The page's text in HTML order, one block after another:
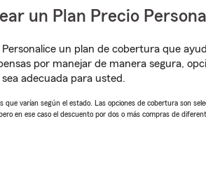
un Plan Precio
un plan de cobertura que
por manejar de manera segura,
adecuada para usted.
varían según el estado. Las opciones de cobertura son
en ese caso el descuento por dos o más compras de